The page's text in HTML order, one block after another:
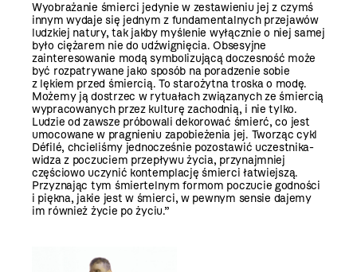
Wyobrażanie śmierci jedynie w zestawieniu jej z czymś
innym wydaje się jednym z fundamentalnych przejawów
ludzkiej natury, tak jakby myślenie wyłącznie o niej samej
było ciężarem nie do udźwignięcia. Obsesyjne
zainteresowanie modą symbolizującą doczesność może
być rozpatrywane jako sposób na poradzenie sobie
z lękiem przed śmiercią. To starożytna troska o modę.
Możemy ją dostrzec w rytuałach związanych ze śmiercią
wypracowanych przez kulturę zachodnią, i nie tylko.
Ludzie od zawsze próbowali dekorować śmierć, co jest
umocowane w pragnieniu zapobieżenia jej. Tworząc cykl
Défilé, chcieliśmy jednocześnie pozostawić uczestnika-
widza z poczuciem przepływu życia, przynajmniej
częściowo uczynić kontemplację śmierci łatwiejszą.
Przyznając tym śmiertelnym formom poczucie godności
i piękna, jakie jest w śmierci, w pewnym sensie dajemy
im również życie po życiu.”